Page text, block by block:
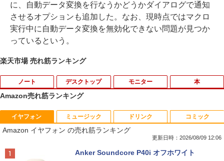
に、自動データ変換を行なうかどうかダイアログで通知
させるオプションも追加した。なお、現時点ではマクロ
実行中に自動データ変換を無効化できない問題が見つか
っているという。
楽天市場 売れ筋ランキング
ノート
1
【★最大100%ポイント】【大特価!訳あ
り!】富士通 LIFEBOOK A576/第6世代 C
ore i3/メモリ:4GB/SSD:128GB/15.6型液
パソコン ノートパソコン Windows11 W
デスクトップ モニター
1
富士通 Fujitsu 液晶モニター VL-17CST
17インチ スクエア ホワイト LCD LEDバ
ックライト SXGA 1280×1024 TNパネル
プレイ 【中古】
本
1
ちいかわ なんか小さくてかわいいやつ
（1） （ワイドKC） [ ナガノ ]
￥1,100
Amazon売れ筋ランキング
イヤフォン
Amazon イヤフォン の売れ筋ランキング
更新日時：2026/08/09 12:06
Anker Soundcore P40i オフホワイト
ミュージック ドリンク コミック